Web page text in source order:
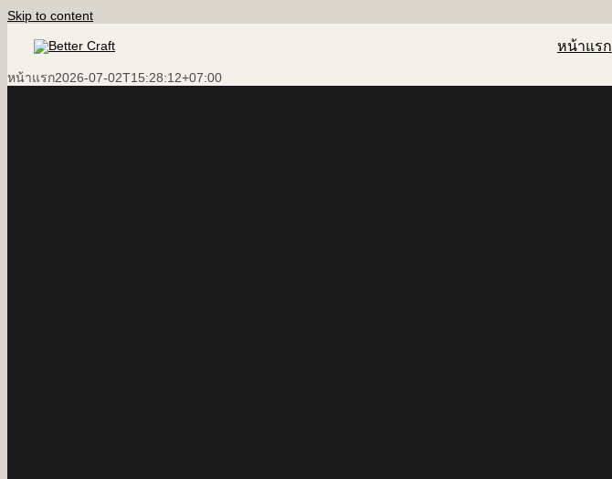
Skip to content
หน้าแรก
หน้าแรก2026-07-02T15:28:12+07:00